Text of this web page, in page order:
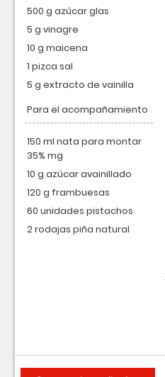
500 g azúcar glas
5 g vinagre
10 g maicena
1 pizca sal
5 g extracto de vainilla
Para el acompañamiento
150 ml nata para montar
35% mg
10 g azúcar avainillado
120 g frambuesas
60 unidades pistachos
2 rodajas piña natural